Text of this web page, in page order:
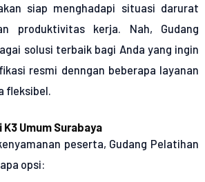
siap menghadapi situasi darurat
produktivitas kerja. Nah, Gudang
solusi terbaik bagi Anda yang ingin
resmi denngan beberapa layanan
fleksibel.
Umum Surabaya
peserta, Gudang Pelatihan
opsi: